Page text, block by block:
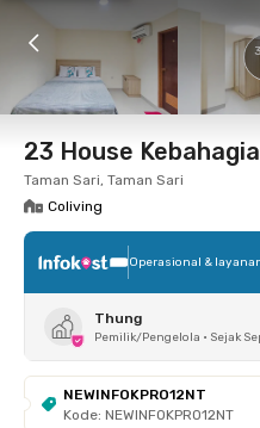
7 Agt 26 - Belum
Foto Fasilitas bersama
23 House
Taman Sari, Taman Sari
Coliving
Operasional &
Thung
Pemilik/Pengelola • Sejak
NEWINFOKPRO12NT
Kode: NEWINFOKPRO12NT